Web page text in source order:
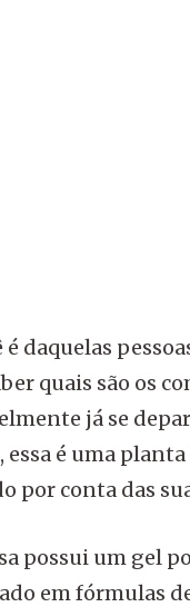
é daquelas
quais são os
já se
essa é uma
por conta das
possui um gel
em fórmulas